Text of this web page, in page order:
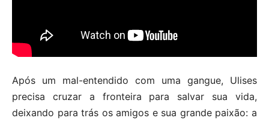
Após um mal-entendido com uma gangue, Ulises
precisa cruzar a fronteira para salvar sua vida,
deixando para trás os amigos e sua grande paixão: a